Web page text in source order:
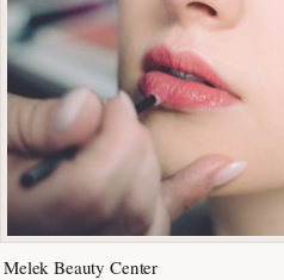
Melek Beauty Center